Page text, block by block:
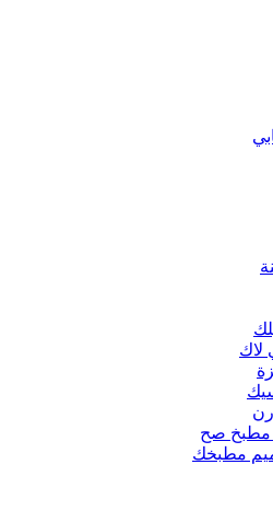
لاك
مطبخ صح
مطبخك